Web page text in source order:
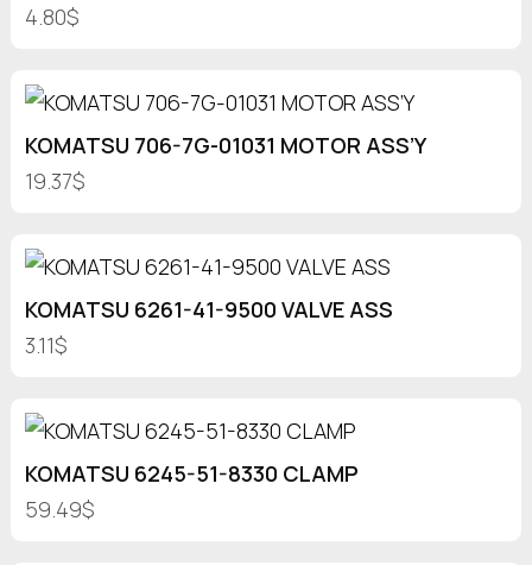
4.80$
KOMATSU 706-7G-01031 MOTOR ASS’Y
19.37$
KOMATSU 6261-41-9500 VALVE ASS
3.11$
KOMATSU 6245-51-8330 CLAMP
59.49$